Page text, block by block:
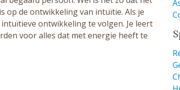
op de ontwikkeling van intuïtie. Als je
ontwikkeling te volgen. Je leert
voor alles dat met energie heeft te